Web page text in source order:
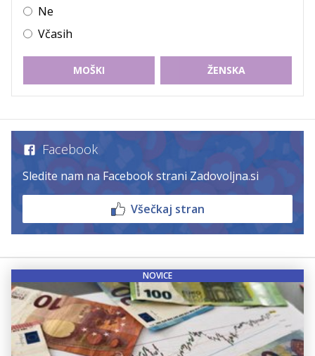
Ne
Včasih
MOŠKI ŽENSKA
Facebook
Sledite nam na Facebook strani Zadovoljna.si
Všečkaj stran
NOVICE